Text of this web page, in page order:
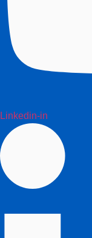
Linkedin-in